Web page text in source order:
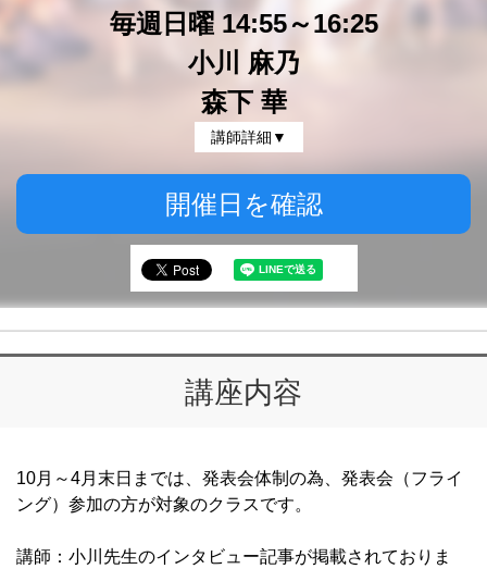
毎週日曜 14:55～16:25
小川 麻乃
森下 華
講師詳細▼
開催日を確認
講座内容
10月～4月末日までは、発表会体制の為、発表会（フライ
ング）参加の方が対象のクラスです。
講師：小川先生のインタビュー記事が掲載されておりま